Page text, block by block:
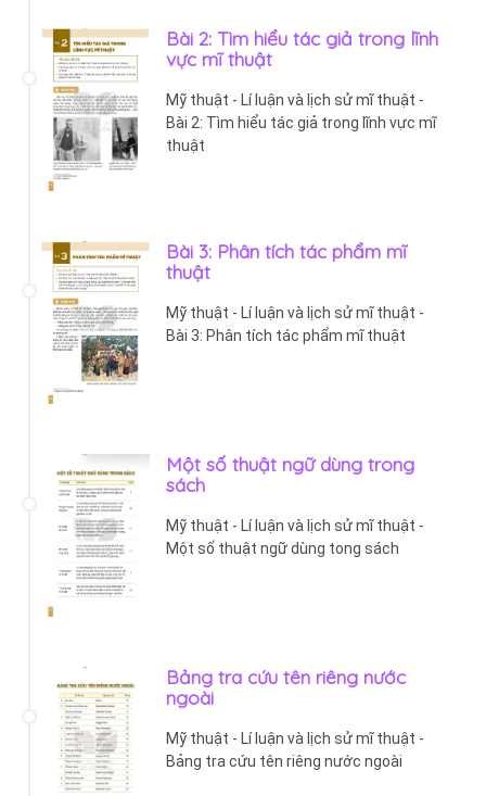
Bài 2: Tìm hiểu tác giả trong lĩnh
vực mĩ thuật
Mỹ thuật - Lí luận và lịch sử mĩ thuật -
Bài 2: Tìm hiểu tác giả trong lĩnh vực mĩ
thuật
Bài 3: Phân tích tác phẩm mĩ
thuật
Mỹ thuật - Lí luận và lịch sử mĩ thuật -
Bài 3: Phân tích tác phẩm mĩ thuật
Một số thuật ngữ dùng trong
sách
Mỹ thuật - Lí luận và lịch sử mĩ thuật -
Một số thuật ngữ dùng tong sách
Bảng tra cứu tên riêng nước
ngoài
Mỹ thuật - Lí luận và lịch sử mĩ thuật -
Bảng tra cứu tên riêng nước ngoài